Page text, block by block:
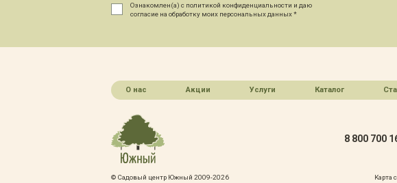
Ознакомлен(а) с политикой конфиденциальности и даю
согласие на обработку моих персональных данных *
О нас Акции Услуги Каталог
8 800 700
© Садовый центр Южный 2009-2026 Карта